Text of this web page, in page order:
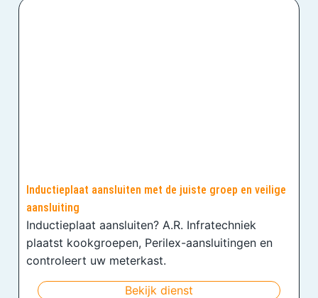
Inductieplaat aansluiten met de juiste groep en veilige
aansluiting
Inductieplaat aansluiten? A.R. Infratechniek
plaatst kookgroepen, Perilex-aansluitingen en
controleert uw meterkast.
Bekijk dienst